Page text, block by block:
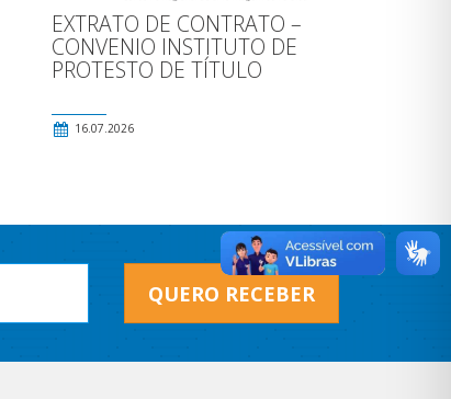
EXTRATO DE CONTRATO –
CONVENIO INSTITUTO DE
PROTESTO DE TÍTULO
16.07.2026
QUERO RECEBER